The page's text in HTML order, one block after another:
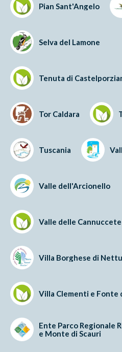
Pian Sant'Angelo
Selva del Lamone
Tenuta di
Tor Caldara
Tuscania
Valle dell'Arcionello
Valle delle Cannuccete
Villa Borghese di
Villa Clementi e Fonte
Ente Parco Regionale
e Monte di Scauri